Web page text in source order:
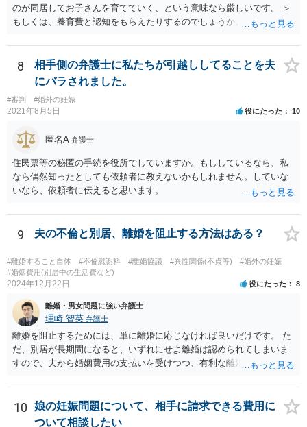
のが同居してお子さんを育てていく、という意味なら厳しいです。 ＞
もしくは、養育費と認知をもらえたりするのでしょうか、 相手が認知
す。 また、認知されたことを前提に、父親として子を養う義務があり
ますので、 養育費を請求できます。 ただ、極端な話相手に収入がなか
ったり、行方不明だったりすると、実際上の回収が難しい可能性はあ
8
相手側の弁護士に私たちが引越ししてることを夫
にバラされました。
#審判 #婚外の妊娠
2021年8月5日 役にたった 10
匿名A 弁護士
住民票等の秘匿の手続を役所でしていますか。もししているなら、私
なら偶然知ったとしても依頼者に教えないかもしれません。していな
いなら、依頼者に伝えると思います。
9 夫の不倫と別居、離婚を阻止する方法はある？
#離婚すること自体 #不倫慰謝料 #離婚協議 #異性関係(不貞等)
#婚外の妊娠
#婚姻費用(別居中の生活費など)
2024年12月22日 役にたった 8
離婚・男女問題に強い弁護士
理崎 智英 弁護士
離婚を阻止するためには、単に離婚に応じなければ良いだけです。 た
だ、別居が長期間になると、いずれにせよ離婚は認められてしまいま
すので、夫から婚姻費用の支払いを受けつつ、有利な離婚条件での離
10
娘の妊娠問題について、相手に請求できる費用に
ついて相談したい